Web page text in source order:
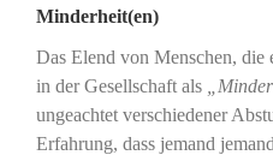
Minderheit(en)
Das Elend von Menschen, die
in der Gesellschaft als
ungeachtet verschiedener
Erfahrung, dass jemand